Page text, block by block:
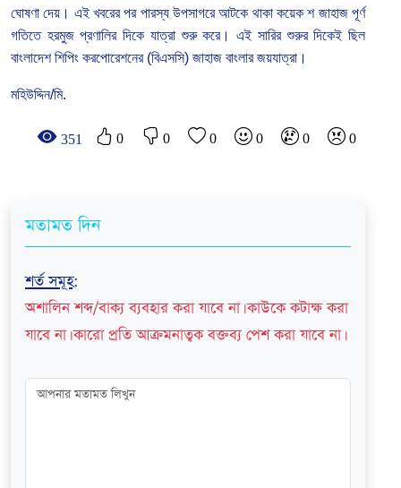
ঘোষণা দেয়। এই খবরের পর পারস্য উপসাগরে আটকে থাকা কয়েক শ জাহাজ পূর্ণ
গতিতে হরমুজ প্রণালির দিকে যাত্রা শুরু করে। এই সারির শুরুর দিকেই ছিল
বাংলাদেশ শিপিং করপোরেশনের (বিএসসি) জাহাজ বাংলার জয়যাত্রা।
মহিউদ্দিন/মি.
351 0 0 0 0 0 0
মতামত দিন
শর্ত সমূহ:
অশালিন শব্দ/বাক্য ব্যবহার করা যাবে না। কাউকে কটাক্ষ করা
যাবে না। কারো প্রতি আক্রমনাত্বক বক্তব্য পেশ করা যাবে না।